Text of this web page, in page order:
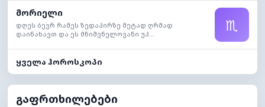
მორიელი
დღეს ბევრ რამეს ზედაპირზე მეტად ღრმად
დაინახავთ და ეს მნიშვნელოვანი უპ...
♏
ყველა ჰოროსკოპი
გაფრთხილებები